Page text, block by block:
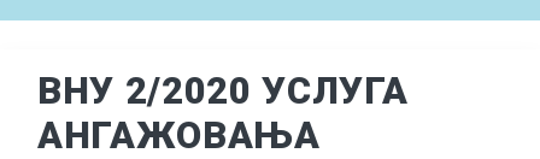
ВНУ 2/2020 УСЛУГА
АНГАЖОВАЊА